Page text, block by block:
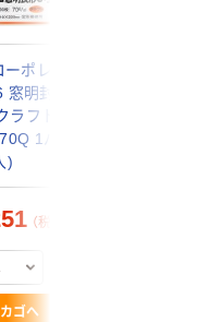
ポレーシ
窓明封筒テ
ラフト
1パック
)
（税込）
カゴへ